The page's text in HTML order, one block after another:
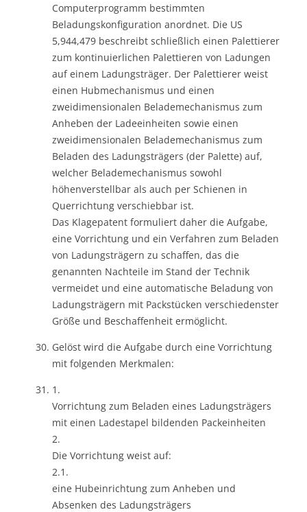
Computerprogramm bestimmten
Beladungskonfiguration anordnet. Die US
5,944,479 beschreibt schließlich einen Palettierer
zum kontinuierlichen Palettieren von Ladungen
auf einem Ladungsträger. Der Palettierer weist
einen Hubmechanismus und einen
zweidimensionalen Belademechanismus zum
Anheben der Ladeeinheiten sowie einen
zweidimensionalen Belademechanismus zum
Beladen des Ladungsträgers (der Palette) auf,
welcher Belademechanismus sowohl
höhenverstellbar als auch per Schienen in
Querrichtung verschiebbar ist.
Das Klagepatent formuliert daher die Aufgabe,
eine Vorrichtung und ein Verfahren zum Beladen
von Ladungsträgern zu schaffen, das die
genannten Nachteile im Stand der Technik
vermeidet und eine automatische Beladung von
Ladungsträgern mit Packstücken verschiedenster
Größe und Beschaffenheit ermöglicht.
Gelöst wird die Aufgabe durch eine Vorrichtung
mit folgenden Merkmalen:
1.
Vorrichtung zum Beladen eines Ladungsträgers
mit einen Ladestapel bildenden Packeinheiten
2.
Die Vorrichtung weist auf:
2.1.
eine Hubeinrichtung zum Anheben und
Absenken des Ladungsträgers